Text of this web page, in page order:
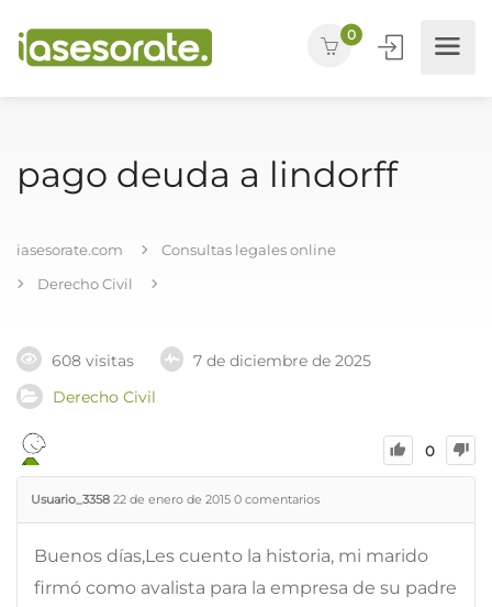
0
pago deuda a lindorff
iasesorate.com
Consultas legales online
Derecho Civil
608 visitas
7 de diciembre de 2025
Derecho Civil
0
Usuario_3358 22 de enero de 2015 0 comentarios
Buenos días,Les cuento la historia, mi marido
firmó como avalista para la empresa de su padre